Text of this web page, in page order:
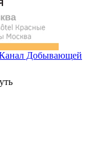
Канал Добывающей